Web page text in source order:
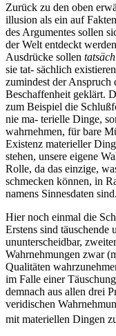
Zurück zu den oben
illusion als ein auf
des Argumentes sollen
der Welt entdeckt
Ausdrücke sollen
sie tat- sächlich
zumindest der Anspruch
Beschaffenheit geklärt.
zum Beispiel die
nie ma- terielle Dinge,
wahrnehmen, für bare
Existenz materieller
stehen, unsere eigene
Rolle, da das einzige,
schmecken können, in
namens Sinnesdaten sind.
Hier noch einmal die
Erstens sind
ununterscheidbar,
Wahrnehmungen zwar
Qualitäten
im Falle einer
demnach aus allen drei
veridischen
mit materiellen Dingen